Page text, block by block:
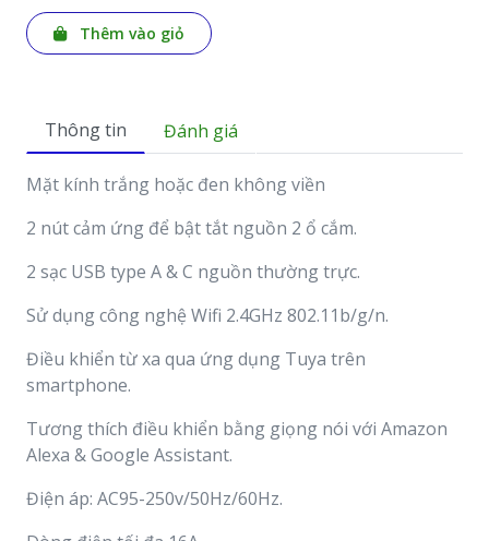
Thêm vào giỏ
Thông tin Đánh giá
Mặt kính trắng hoặc đen không viền
2 nút cảm ứng để bật tắt nguồn 2 ổ cắm.
2 sạc USB type A & C nguồn thường trực.
Sử dụng công nghệ Wifi 2.4GHz 802.11b/g/n.
Điều khiển từ xa qua ứng dụng Tuya trên
smartphone.
Tương thích điều khiển bằng giọng nói với Amazon
Alexa & Google Assistant.
Điện áp: AC95-250v/50Hz/60Hz.